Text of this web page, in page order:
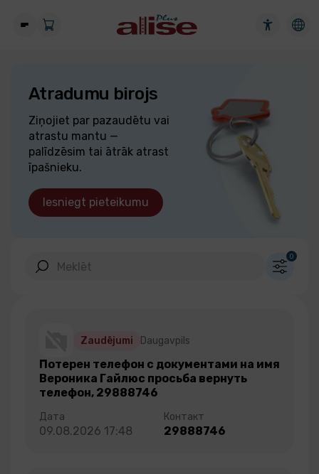
Atradumu birojs
Ziņojiet par pazaudētu vai
atrastu mantu —
palīdzēsim tai ātrāk atrast
īpašnieku.
Iesniegt pieteikumu
0
Zaudējumi Daugavpils
Потерен телефон с документами на имя
Вероника Гайлюс просьба вернуть
телефон, 29888746
09.08.2026 17:48 29888746